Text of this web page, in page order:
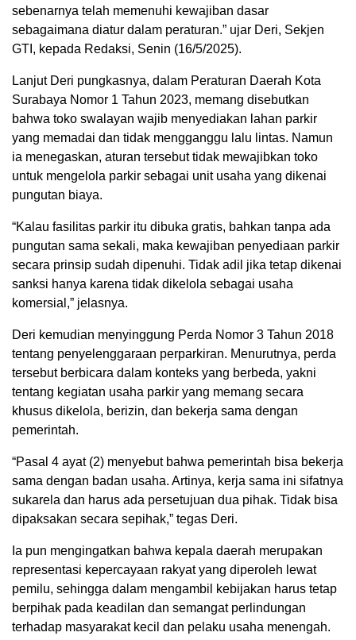
sebenarnya telah memenuhi kewajiban dasar
sebagaimana diatur dalam peraturan.” ujar Deri, Sekjen
GTI, kepada Redaksi, Senin (16/5/2025).
Lanjut Deri pungkasnya, dalam Peraturan Daerah Kota
Surabaya Nomor 1 Tahun 2023, memang disebutkan
bahwa toko swalayan wajib menyediakan lahan parkir
yang memadai dan tidak mengganggu lalu lintas. Namun
ia menegaskan, aturan tersebut tidak mewajibkan toko
untuk mengelola parkir sebagai unit usaha yang dikenai
pungutan biaya.
“Kalau fasilitas parkir itu dibuka gratis, bahkan tanpa ada
pungutan sama sekali, maka kewajiban penyediaan parkir
secara prinsip sudah dipenuhi. Tidak adil jika tetap dikenai
sanksi hanya karena tidak dikelola sebagai usaha
komersial,” jelasnya.
Deri kemudian menyinggung Perda Nomor 3 Tahun 2018
tentang penyelenggaraan perparkiran. Menurutnya, perda
tersebut berbicara dalam konteks yang berbeda, yakni
tentang kegiatan usaha parkir yang memang secara
khusus dikelola, berizin, dan bekerja sama dengan
pemerintah.
“Pasal 4 ayat (2) menyebut bahwa pemerintah bisa bekerja
sama dengan badan usaha. Artinya, kerja sama ini sifatnya
sukarela dan harus ada persetujuan dua pihak. Tidak bisa
dipaksakan secara sepihak,” tegas Deri.
Ia pun mengingatkan bahwa kepala daerah merupakan
representasi kepercayaan rakyat yang diperoleh lewat
pemilu, sehingga dalam mengambil kebijakan harus tetap
berpihak pada keadilan dan semangat perlindungan
terhadap masyarakat kecil dan pelaku usaha menengah.